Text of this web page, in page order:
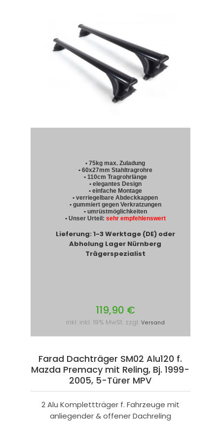
• 75kg max. Zuladung
• 60x27mm Stahltragrohre
• 110cm Tragrohrlänge
• elegantes Design
• einfache Montage
• verriegelbare Abdeckkappen
• gummiert gegen Verkratzungen
• umrüstmöglichkeiten
• Unser Urteil: sehr empfehlenswert
Lieferung: 1-3 Werktage (DE) oder
Abholung Lager Nürnberg
Trägerspezialist
119,90 €
inkl. inkl. 19% MwSt. zzgl. Versand
Farad Dachträger SM02 Alu120 f.
Mazda Premacy mit Reling, Bj. 1999-
2005, 5-Türer MPV
2 Alu Komplettträger f. Fahrzeuge mit
anliegender & offener Dachreling